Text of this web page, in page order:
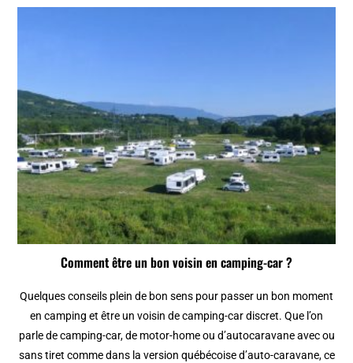
Comment être un bon voisin en camping-car ?
Quelques conseils plein de bon sens pour passer un bon moment
en camping et être un voisin de camping-car discret. Que l’on
parle de camping-car, de motor-home ou d’autocaravane avec ou
sans tiret comme dans la version québécoise d’auto-caravane, ce